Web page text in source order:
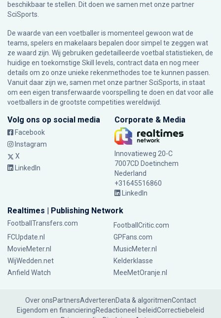
beschikbaar te stellen. Dit doen we samen met onze partner
SciSports
De waarde van een voetballer is momenteel gewoon wat de
teams, spelers en makelaars bepalen door simpel te zeggen wat
ze waard zijn. Wij gebruiken gedetailleerde voetbal statistieken, de
huidige en toekomstige Skill levels, contract data en nog meer
details om zo onze unieke rekenmethodes toe te kunnen passen.
Vanuit daar zijn we, samen met onze partner SciSports, in staat
om een eigen transferwaarde voorspelling te doen en dat voor alle
voetballers in de grootste competities wereldwijd.
Volg ons op social media
Facebook
Instagram
X
LinkedIn
Corporate & Media
Innovatieweg 20-C
7007CD Doetinchem
Nederland
+31645516860
LinkedIn
Realtimes | Publishing Network
FootballTransfers.com
FootballCritic.com
FCUpdate.nl
GPFans.com
MovieMeter.nl
MusicMeter.nl
WijWedden.net
Kelderklasse
Anfield Watch
MeeMetOranje.nl
Over onsPartnersAdverterenData & algoritmenContact
Eigendom en financieringRedactioneel beleidCorrectiebeleid